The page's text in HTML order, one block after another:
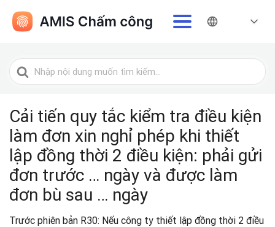
Tìm
kiếm
Cải tiến quy tắc kiểm tra điều kiện
làm đơn xin nghỉ phép khi thiết
lập đồng thời 2 điều kiện: phải gửi
đơn trước … ngày và được làm
đơn bù sau … ngày
Trước phiên bản R30: Nếu công ty thiết lập đồng thời 2 điều